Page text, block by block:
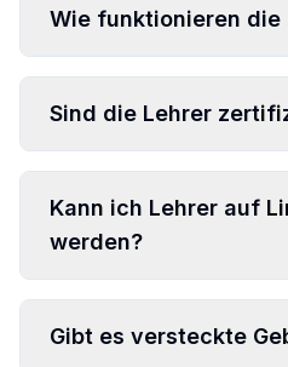
Wie funktionieren die
Sind die Lehrer
Kann ich Lehrer auf
werden?
Gibt es versteckte